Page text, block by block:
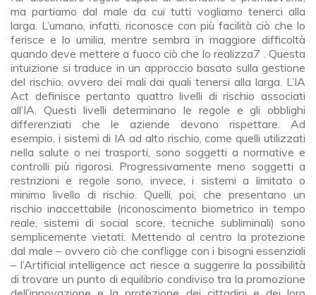
ma partiamo dal male da cui tutti vogliamo tenerci alla
larga. L’umano, infatti, riconosce con più facilità ciò che lo
ferisce e lo umilia, mentre sembra in maggiore difficoltà
quando deve mettere a fuoco ciò che lo realizza7 . Questa
intuizione si traduce in un approccio basato sulla gestione
del rischio, ovvero dei mali dai quali tenersi alla larga. L’IA
Act definisce pertanto quattro livelli di rischio associati
all’IA. Questi livelli determinano le regole e gli obblighi
differenziati che le aziende devono rispettare. Ad
esempio, i sistemi di IA ad alto rischio, come quelli utilizzati
nella salute o nei trasporti, sono soggetti a normative e
controlli più rigorosi. Progressivamente meno soggetti a
restrizioni e regole sono, invece, i sistemi a limitato o
minimo livello di rischio. Quelli, poi, che presentano un
rischio inaccettabile (riconoscimento biometrico in tempo
reale, sistemi di social score, tecniche subliminali) sono
semplicemente vietati. Mettendo al centro la protezione
dal male – ovvero ciò che confligge con i bisogni essenziali
– l’Artificial intelligence act riesce a suggerire la possibilità
di trovare un punto di equilibrio condiviso tra la promozione